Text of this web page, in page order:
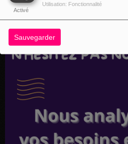
Activé
Utilisation: Fonctionnalité
Sauvegarder